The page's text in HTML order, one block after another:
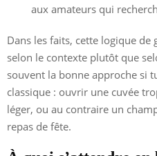
aux amateurs qui
Dans les faits, cette logique
selon le contexte plutôt que
souvent la bonne approche si
classique : ouvrir une cuvée
léger, ou au contraire un
repas de fête.